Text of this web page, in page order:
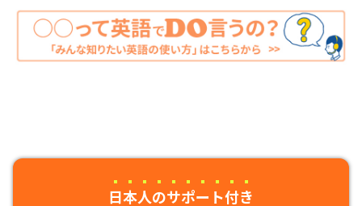
日本人のサポート付き